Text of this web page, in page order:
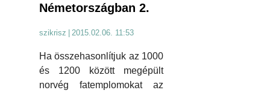
Németországban 2.
szikrisz | 2015.02.06. 11:53
Ha összehasonlítjuk az 1000
és 1200 között megépült
norvég fatemplomokat az